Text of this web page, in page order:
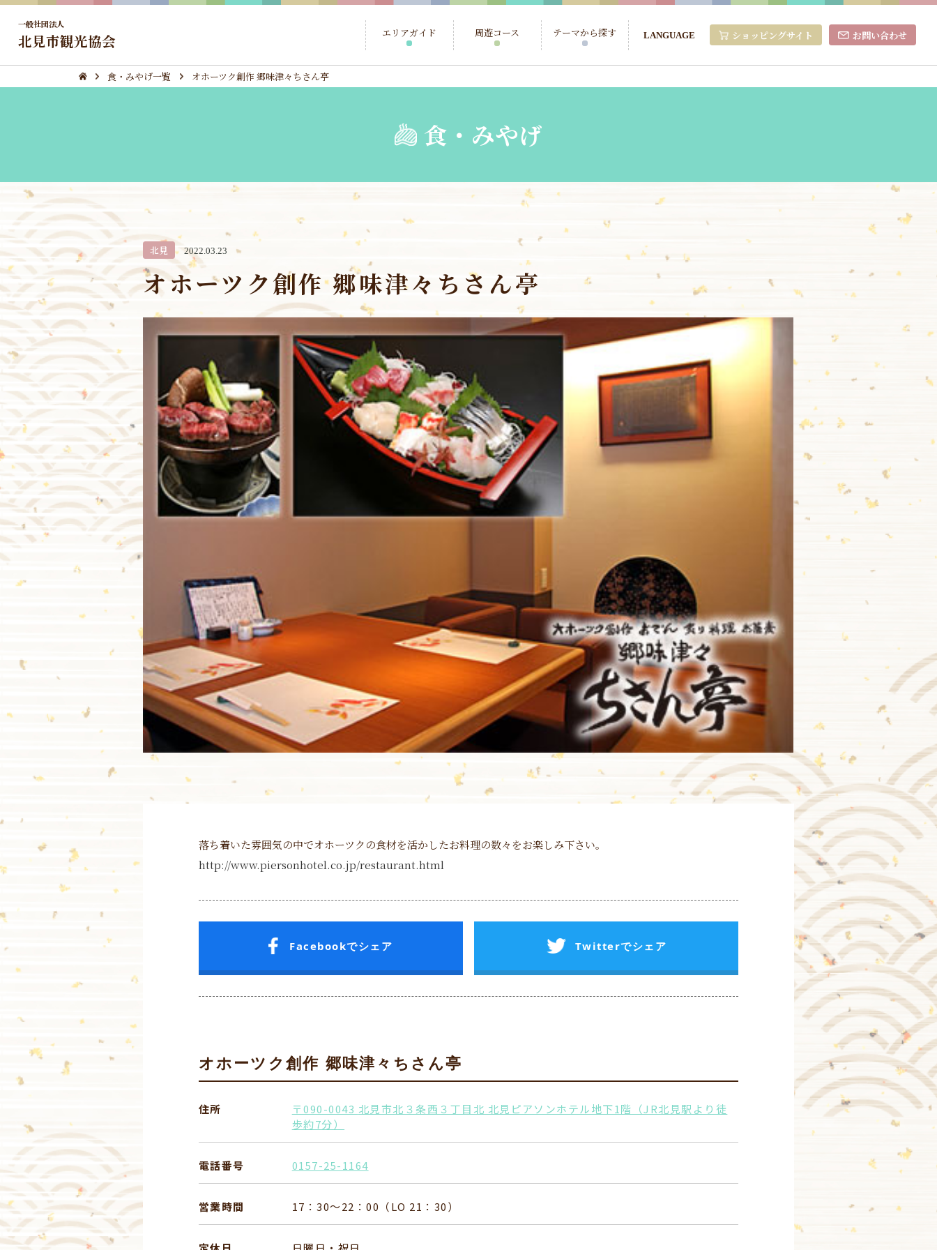
一般社団法人
北見市観光協会 エリアガイド 周遊コース テーマから探す LANGUAGE ショッピングサイト お問い合わせ
食・みやげ一覧 オホーツク創作 郷味津々ちさん亭
食・みやげ
北見 2022.03.23
オホーツク創作 郷味津々ちさん亭
落ち着いた雰囲気の中でオホーツクの食材を活かしたお料理の数々をお楽しみ下さい。
http://www.piersonhotel.co.jp/restaurant.html
Facebookでシェア Twitterでシェア
オホーツク創作 郷味津々ちさん亭
住所 〒090-0043 北見市北３条西３丁目北 北見ピアソンホテル地下1階（JR北見駅より徒
歩約7分）
電話番号 0157-25-1164
営業時間 17：30～22：00（LO 21：30）